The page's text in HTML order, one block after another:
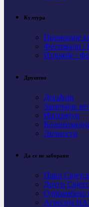
Култура
Промоције
Фестивали /
Изложбе /
Друштво
Догађаји
Завичајне
Интервјуи
Личности
Да се не заборави
Први
Други
Одбрамбено
Агресија